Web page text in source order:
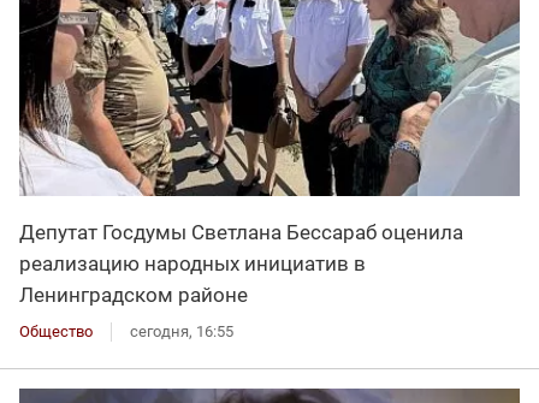
Депутат Госдумы Светлана Бессараб оценила
реализацию народных инициатив в
Ленинградском районе
Общество сегодня, 16:55